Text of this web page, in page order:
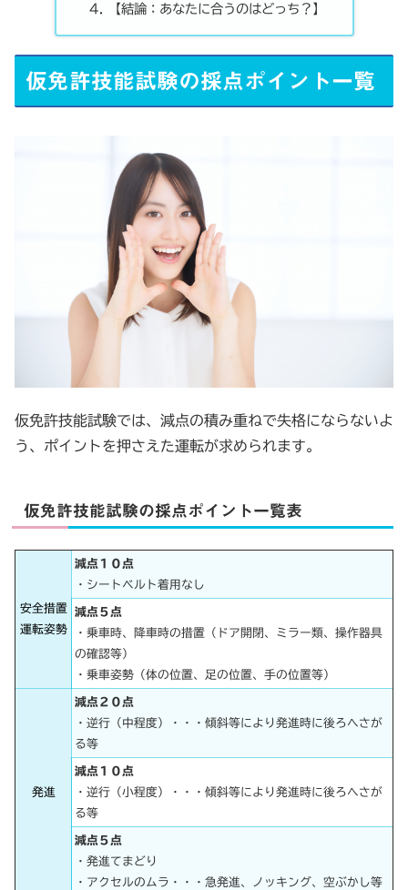
【結論：あなたに合うのはどっち？】
仮免許技能試験の採点ポイント一覧
仮免許技能試験では、減点の積み重ねで失格にならないよ
う、ポイントを押さえた運転が求められます。
仮免許技能試験の採点ポイント一覧表
安全措置
運転姿勢
減点１０点
・シートベルト着用なし
減点５点
・乗車時、降車時の措置（ドア開閉、ミラー類、操作器具
の確認等）
・乗車姿勢（体の位置、足の位置、手の位置等）
発進
減点２０点
・逆行（中程度）・・・傾斜等により発進時に後ろへさが
る等
減点１０点
・逆行（小程度）・・・傾斜等により発進時に後ろへさが
る等
減点５点
・発進てまどり
・アクセルのムラ・・・急発進、ノッキング、空ぶかし等